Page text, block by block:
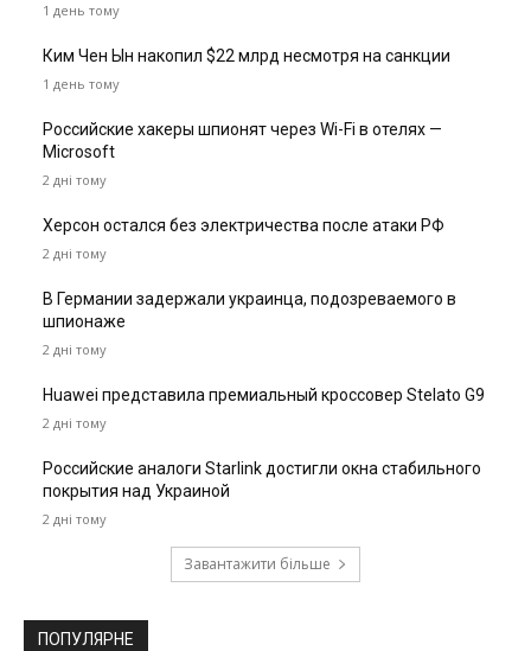
1 день тому
Ким Чен Ын накопил $22 млрд несмотря на санкции
1 день тому
Российские хакеры шпионят через Wi-Fi в отелях —
Microsoft
2 дні тому
Херсон остался без электричества после атаки РФ
2 дні тому
В Германии задержали украинца, подозреваемого в
шпионаже
2 дні тому
Huawei представила премиальный кроссовер Stelato G9
2 дні тому
Российские аналоги Starlink достигли окна стабильного
покрытия над Украиной
2 дні тому
Завантажити більше
ПОПУЛЯРНЕ